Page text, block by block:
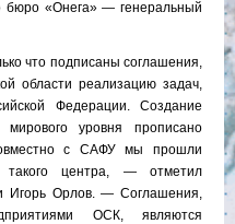
бюро «Онега» — генеральный
что подписаны соглашения,
области реализацию задач,
Федерации. Создание
мирового уровня прописано
с САФУ мы прошли
такого центра, — отметил
Игорь Орлов. — Соглашения,
ОСК, являются